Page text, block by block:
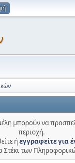
μπορούν να
περιοχή.
ήεγγραφείτε για
Στέκι των